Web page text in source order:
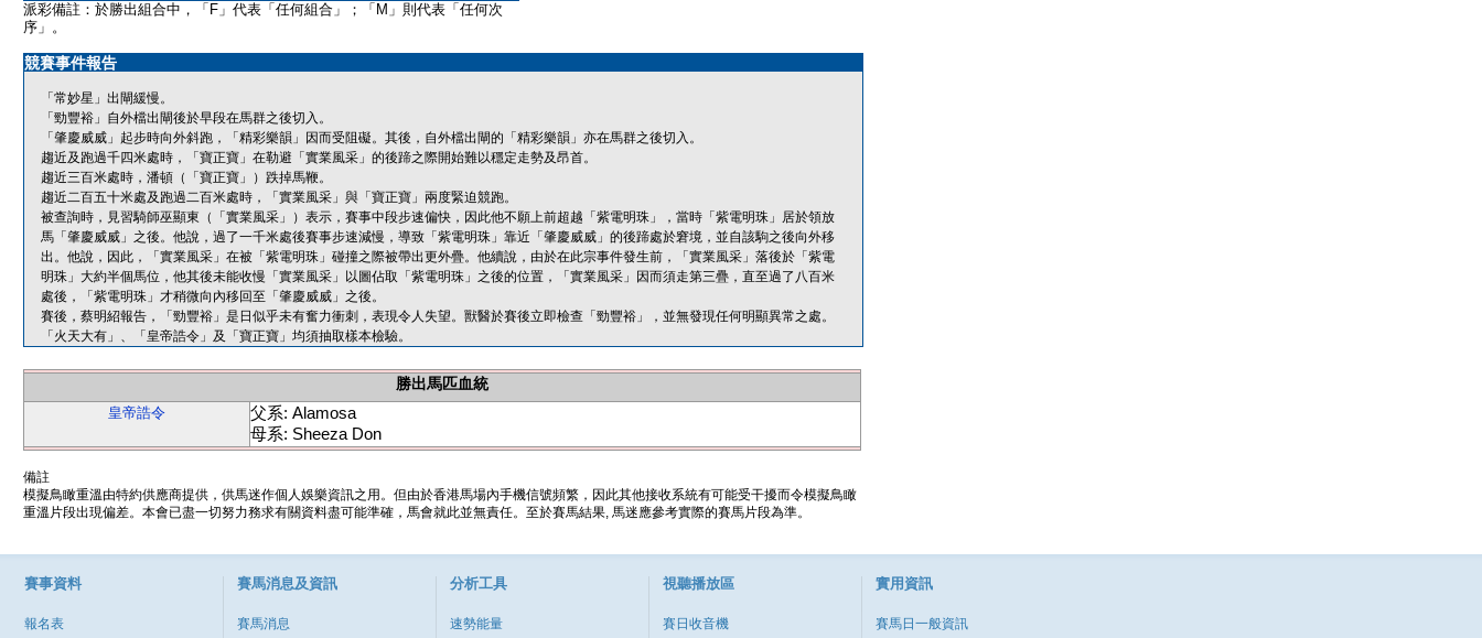
派彩備註：於勝出組合中，「F」代表「任何組合」；「M」則代表「任何次
序」。
競賽事件報告
「常妙星」出閘緩慢。
「勁豐裕」自外檔出閘後於早段在馬群之後切入。
「肇慶威威」起步時向外斜跑，「精彩樂韻」因而受阻礙。其後，自外檔出閘的「精彩樂韻」亦在馬群之後切入。
趨近及跑過千四米處時，「寶正寶」在勒避「實業風采」的後蹄之際開始難以穩定走勢及昂首。
趨近三百米處時，潘頓（「寶正寶」）跌掉馬鞭。
趨近二百五十米處及跑過二百米處時，「實業風采」與「寶正寶」兩度緊迫競跑。
被查詢時，見習騎師巫顯東（「實業風采」）表示，賽事中段步速偏快，因此他不願上前超越「紫電明珠」，當時「紫電明珠」居於領放
馬「肇慶威威」之後。他說，過了一千米處後賽事步速減慢，導致「紫電明珠」靠近「肇慶威威」的後蹄處於窘境，並自該駒之後向外移
出。他說，因此，「實業風采」在被「紫電明珠」碰撞之際被帶出更外疊。他續說，由於在此宗事件發生前，「實業風采」落後於「紫電
明珠」大約半個馬位，他其後未能收慢「實業風采」以圖佔取「紫電明珠」之後的位置，「實業風采」因而須走第三疊，直至過了八百米
處後，「紫電明珠」才稍微向內移回至「肇慶威威」之後。
賽後，蔡明紹報告，「勁豐裕」是日似乎未有奮力衝刺，表現令人失望。獸醫於賽後立即檢查「勁豐裕」，並無發現任何明顯異常之處。
「火天大有」、「皇帝誥令」及「寶正寶」均須抽取樣本檢驗。
勝出馬匹血統
皇帝誥令
父系: Alamosa
母系: Sheeza Don
備註
模擬鳥瞰重溫由特約供應商提供，供馬迷作個人娛樂資訊之用。但由於香港馬場內手機信號頻繁，因此其他接收系統有可能受干擾而令模擬鳥瞰
重溫片段出現偏差。本會已盡一切努力務求有關資料盡可能準確，馬會就此並無責任。至於賽馬結果, 馬迷應參考實際的賽馬片段為準。
賽事資料
報名表
賽馬消息及資訊
賽馬消息
分析工具
速勢能量
視聽播放區
賽日收音機
實用資訊
賽馬日一般資訊